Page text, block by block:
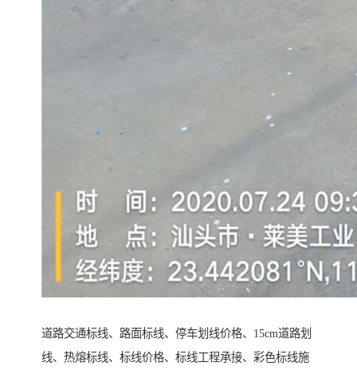
道路交通标线、路面标线、停车划线价格、15cm道路划
线、热熔标线、标线价格、标线工程承接、彩色标线施